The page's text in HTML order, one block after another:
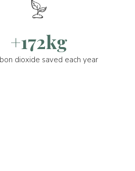
+172kg
dioxide saved each year